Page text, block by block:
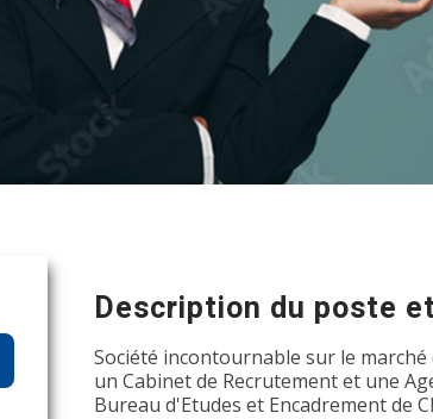
Description du poste
Société incontournable sur le
un Cabinet de Recrutement et une
Bureau d'Etudes et Encadrement de